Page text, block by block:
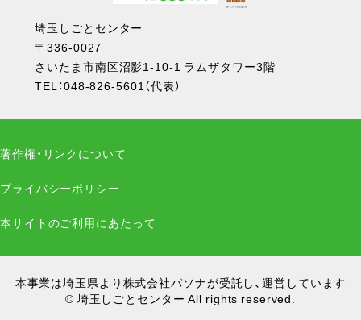
埼玉しごとセンター
〒336-0027
さいたま市南区沼影1-10-1 ラムザタワー3階
TEL：048-826-5601（代表）
著作権・リンクについて
プライバシーポリシー
本サイトのご利用にあたって
本事業は埼玉県より株式会社パソナが受託し、運営しています
© 埼玉しごとセンター All rights reserved.